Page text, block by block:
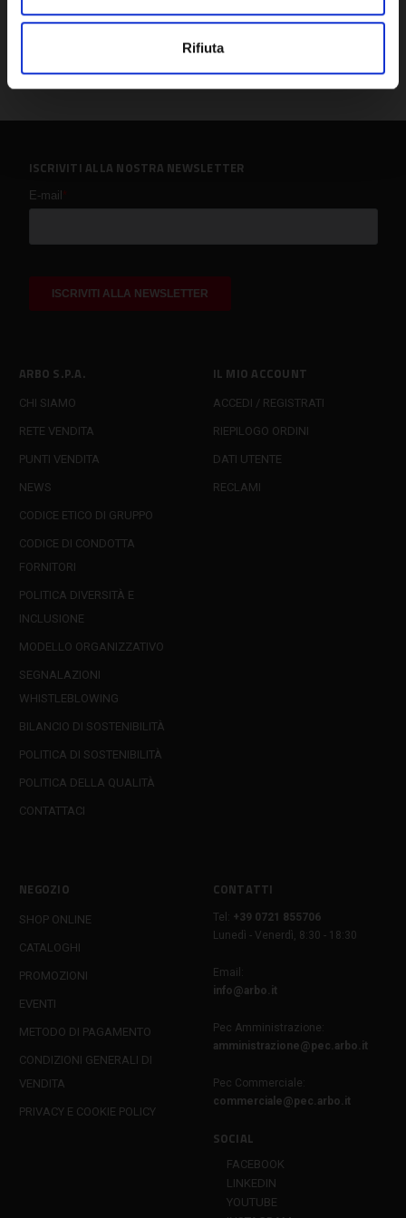
Rifiuta
ARBO S.P.A.
CHI SIAMO
RETE VENDITA
PUNTI VENDITA
NEWS
CODICE ETICO DI GRUPPO
CODICE DI CONDOTTA
FORNITORI
POLITICA DIVERSITÀ E
INCLUSIONE
MODELLO ORGANIZZATIVO
SEGNALAZIONI
WHISTLEBLOWING
BILANCIO DI SOSTENIBILITÀ
POLITICA DI SOSTENIBILITÀ
POLITICA DELLA QUALITÀ
CONTATTACI
IL MIO ACCOUNT
ACCEDI / REGISTRATI
RIEPILOGO ORDINI
DATI UTENTE
RECLAMI
NEGOZIO
SHOP ONLINE
CATALOGHI
PROMOZIONI
EVENTI
METODO DI PAGAMENTO
CONDIZIONI GENERALI DI
VENDITA
PRIVACY E COOKIE POLICY
CONTATTI
Tel:
+39 0721 855706
Lunedì - Venerdì, 8:30 - 18:30
Email:
info@arbo.it
Pec Amministrazione:
amministrazione@pec.arbo.it
Pec Commerciale:
commerciale@pec.arbo.it
SOCIAL
FACEBOOK
LINKEDIN
YOUTUBE
ISCRIVITI ALLA NOSTRA NEWSLETTER